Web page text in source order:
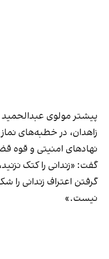
پیشتر مولوی
زاهدان، در خطبه‌های
نهادهای امنیتی و قوه
گفت: «زندانی را کتک
گرفتن اعتراف زندانی را
نیست.»